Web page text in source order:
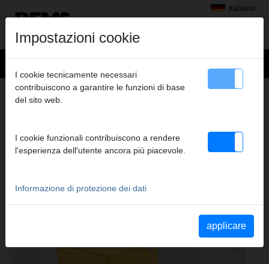
italiano
Prodotti>Asciugare, deumidificare, Aerazione e deaerazione
> REMS Secco 80
DEUMIDIFICATORE/ASCIUGATORE
ELETTRICO
Impostazioni cookie
I cookie tecnicamente necessari
contribuiscono a garantire le funzioni di base
del sito web.
I cookie funzionali contribuiscono a rendere
l'esperienza dell'utente ancora più piacevole.
Informazione di protezione dei dati
applicare